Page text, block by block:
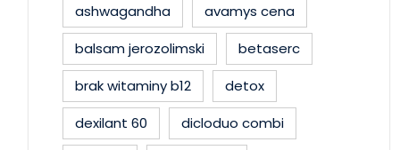
ashwagandha
avamys cena
balsam jerozolimski
betaserc
brak witaminy b12
detox
dexilant 60
dicloduo combi